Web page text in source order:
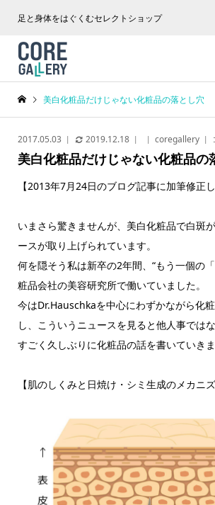
足と身体をはぐくむセレクトショップ
美白化粧品だけじゃない化粧品の落とし穴
2017.05.03 2019.12.18 coregallery
美白化粧品だけじゃない化粧品の
【2013年7月24日のブログ記事に加筆修正し
いまさら驚きませんが、美白化粧品で白斑
ースが取り上げられています。
何を隠そう私は新卒の2年間、“もう一個の
粧品会社の美容研究所で働いていました。
今はDr.Hauschkaを中心にわずかながら化
し、こういうニュースを見ると他人事では
すごく久しぶりに化粧品の話を書いていきま
【肌のしくみと日焼け・シミ生成のメカニズ